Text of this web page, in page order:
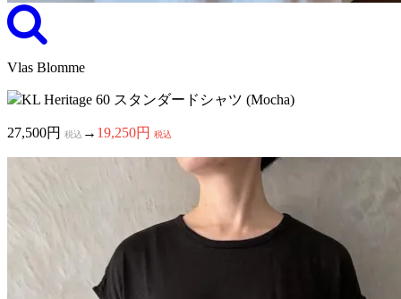
Vlas Blomme
KL Heritage 60 スタンダードシャツ (Mocha)
27,500円 税込 → 19,250円 税込